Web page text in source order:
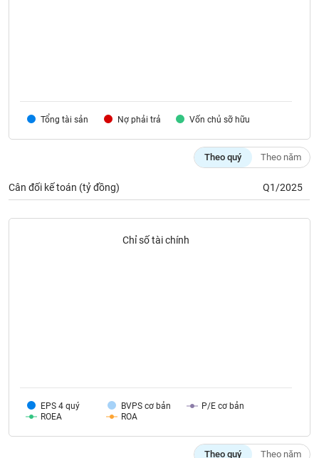
Tổng tài sản Nợ phải trả Vốn chủ sỡ hữu
Theo quý Theo năm
Cân đối kế toán (tỷ đồng) Q1/2025
Chỉ số tài chính
EPS 4 quý BVPS cơ bản
P/E cơ bản
ROEA
ROA
Theo quý Theo năm
Thuật
Dịch
vụ
Công